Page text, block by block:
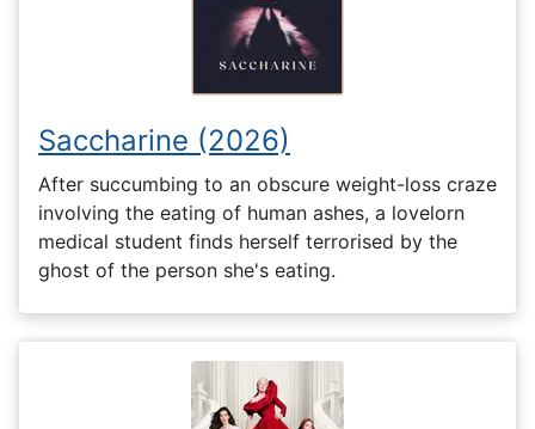
Saccharine (2026)
After succumbing to an obscure weight-loss craze
involving the eating of human ashes, a lovelorn
medical student finds herself terrorised by the
ghost of the person she's eating.